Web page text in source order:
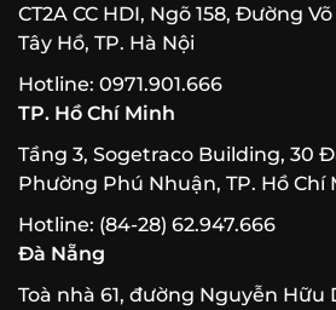
CT2A CC HDI, Ngõ 158, Đường
Tây Hồ, TP. Hà Nội
Hotline: 0971.901.666
TP. Hồ Chí Minh
Tầng 3, Sogetraco Building, 30
Phường Phú Nhuận, TP. Hồ Chí
Hotline: (84-28) 62.947.666
Đà Nẵng
Toà nhà 61, đường Nguyễn Hữu